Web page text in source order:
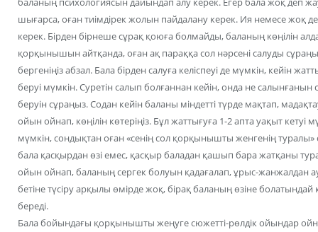
шығарса, оған тиімдірек жолын пайдалану керек. Ия немесе жоқ
керек. Бірден бірнеше сұрақ қоюға болмайды, баланың көңілін
қорқынышын айтқанда, оған ақ параққа сол нәрсені салуды
бергеніңіз абзал. Бала бірден салуға келіспеуі де мүмкін, кейін
беруі мүмкін. Суретін салып болғаннан кейін, онда не салынғанын
беруін сұраңыз. Содан кейін баланы міндетті түрде мақтап,
ойын ойнап, көңілін көтеріңіз. Бұл жаттығуға 1-2 апта уақыт
мүмкін, сондықтан оған «сенің сол қорқынышты женгенің туралы»
бала қасқырдан өзі емес, қасқыр баладан қашып бара жатқаны
ойын ойнап, баланың сергек болуын қадағалап, ұрыс-
бетіне түсіру арқылы өмірде жоқ, бірақ баланың өзіне
береді.
Бала бойындағы қорқынышты жеңуге сюжетті-рөлдік ойындар